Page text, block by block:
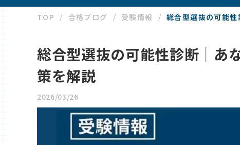
TOP 合格ブログ 受験情報 総合型選抜の可能
総合型選抜の可能性診断｜あ
策を解説
2026/03/26